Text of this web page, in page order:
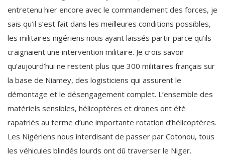
entretenu hier encore avec le commandement des forces, je
sais qu’il s’est fait dans les meilleures conditions possibles,
les militaires nigériens nous ayant laissés partir parce qu’ils
craignaient une intervention militaire. Je crois savoir
qu’aujourd’hui ne restent plus que 300 militaires français sur
la base de Niamey, des logisticiens qui assurent le
démontage et le désengagement complet. L’ensemble des
matériels sensibles, hélicoptères et drones ont été
rapatriés au terme d’une importante rotation d’hélicoptères.
Les Nigériens nous interdisant de passer par Cotonou, tous
les véhicules blindés lourds ont dû traverser le Niger.